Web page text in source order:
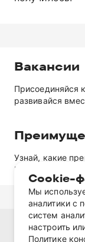
Вакансии
Присоединяйся
развивайся
Узнай, какие
F.Doc
Политика
Сookie-
Мы
аналитики с
систем
настроить
Политике